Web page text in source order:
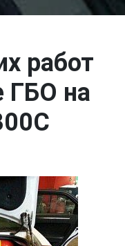
работ
ГБО на